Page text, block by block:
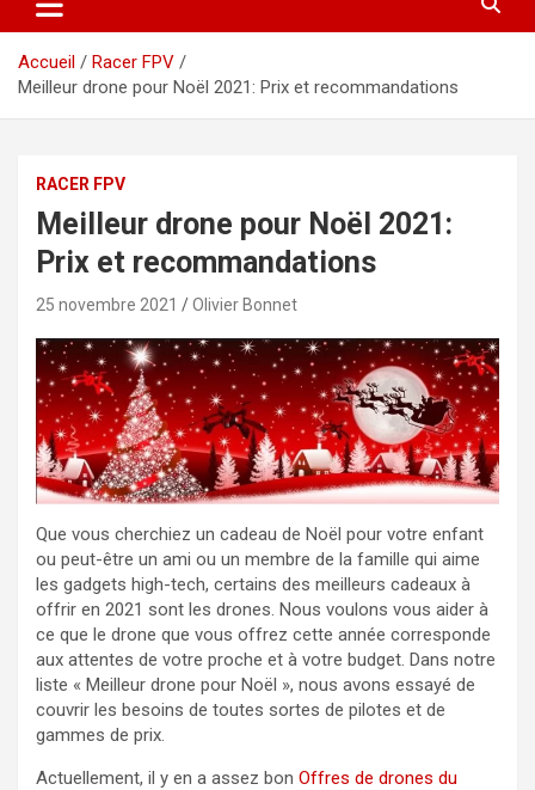
Accueil
Racer FPV
Meilleur drone pour Noël 2021: Prix et recommandations
RACER FPV
Meilleur drone pour Noël 2021:
Prix et recommandations
25 novembre 2021 Olivier Bonnet
Que vous cherchiez un cadeau de Noël pour votre enfant
ou peut-être un ami ou un membre de la famille qui aime
les gadgets high-tech, certains des meilleurs cadeaux à
offrir en 2021 sont les drones. Nous voulons vous aider à
ce que le drone que vous offrez cette année corresponde
aux attentes de votre proche et à votre budget. Dans notre
liste « Meilleur drone pour Noël », nous avons essayé de
couvrir les besoins de toutes sortes de pilotes et de
gammes de prix.
Actuellement, il y en a assez bon Offres de drones du